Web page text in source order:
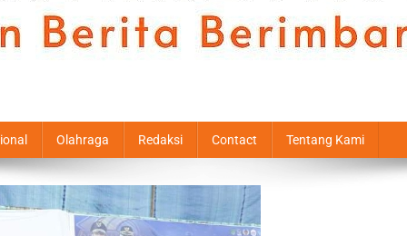
Olahraga Redaksi Contact Tentang Kami